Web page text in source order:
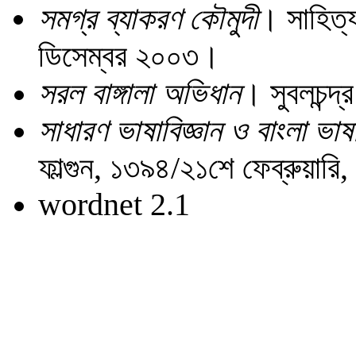
সমগ্র ব্যাকরণ কৌমুদী।
ডিসেম্বর ২০০৩।
সরল বাঙ্গালা অভিধান।
সাধারণ ভাষাবিজ্ঞান ও বাংলা
ফাল্গুন, ১৩৯৪/২১শে
wordnet 2.1